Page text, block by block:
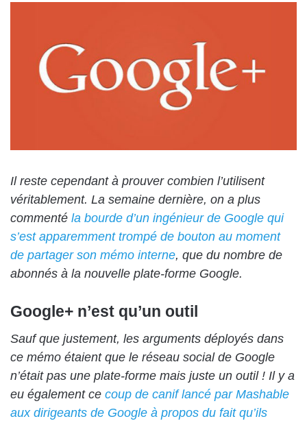
Il reste cependant à prouver combien l’utilisent
véritablement. La semaine dernière, on a plus
commenté la bourde d’un ingénieur de Google qui
s’est apparemment trompé de bouton au moment
de partager son mémo interne, que du nombre de
abonnés à la nouvelle plate-forme Google.
Google+ n’est qu’un outil
Sauf que justement, les arguments déployés dans
ce mémo étaient que le réseau social de Google
n’était pas une plate-forme mais juste un outil ! Il y a
eu également ce coup de canif lancé par Mashable
aux dirigeants de Google à propos du fait qu’ils